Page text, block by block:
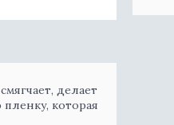
делает
которая